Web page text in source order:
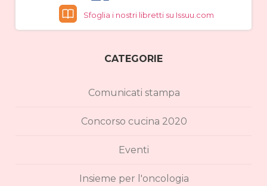
Sfoglia i nostri libretti su Issuu.com
CATEGORIE
Comunicati stampa
Concorso cucina 2020
Eventi
Insieme per l'oncologia